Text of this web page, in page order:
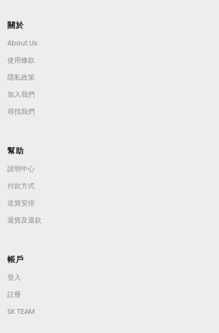
關於
About Us
使用條款
隱私政策
加入我們
尋找我們
幫助
說明中心
付款方式
送貨安排
退貨及退款
帳戶
登入
註冊
SK TEAM